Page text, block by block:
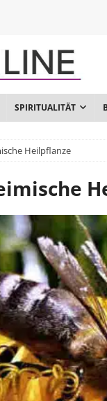
SPIRITUALITÄT
Heilpflanze